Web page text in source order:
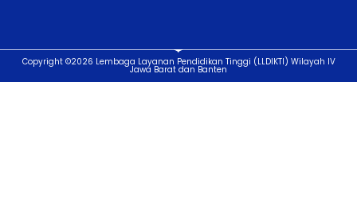
Copyright ©2026 Lembaga Layanan Pendidikan Tinggi (LLDIKTI) Wilayah IV
Jawa Barat dan Banten